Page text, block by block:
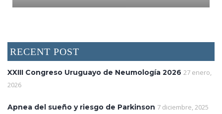
RECENT POST
XXIII Congreso Uruguayo de Neumología 2026 27 enero,
2026
Apnea del sueño y riesgo de Parkinson 7 diciembre, 2025